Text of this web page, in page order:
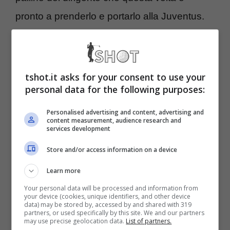
pronto a prenderlo e portarlo alla Juventus.
Calciomercato Juventus:
ecco il sostituto di Chiesa
A fare il punto della situazione è l’edizione
odierna diTuttosportche ha lanciato il nome
nuovo per il mercato della Juventus.
Il profilo del calciatore è stato sondato dalla
dirigenza bianconera, che non ha ricevuto
garanzie riguardo il rinnovo di Federico
tshot.it asks for your consent to use your
personal data for the following purposes:
Personalised advertising and content, advertising and
content measurement, audience research and
services development
Store and/or access information on a device
Learn more
Your personal data will be processed and information from
your device (cookies, unique identifiers, and other device
data) may be stored by, accessed by and shared with 319
partners, or used specifically by this site. We and our partners
may use precise geolocation data. List of partners.